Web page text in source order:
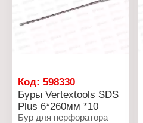
Характеристики:
Бренд: Vertextools
Артикул: 999-05-160
Тип хвостовика: SDS-
plus
Диаметр, мм: 5
Длина, мм: 160
Материал: сталь
Код: 598330
Буры Vertextools SDS
Plus 6*260мм *10
Бур для перфоратора